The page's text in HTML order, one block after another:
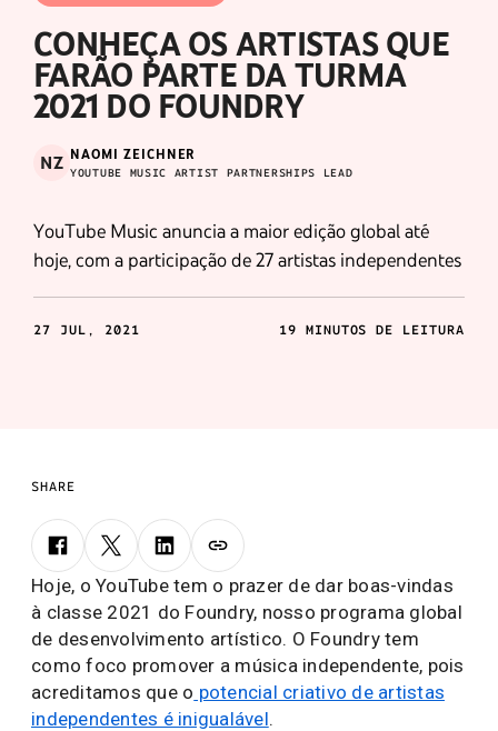
CONHEÇA OS ARTISTAS QUE
FARÃO PARTE DA TURMA
2021 DO FOUNDRY
NZ NAOMI ZEICHNER
YOUTUBE MUSIC ARTIST PARTNERSHIPS LEAD
YouTube Music anuncia a maior edição global até
hoje, com a participação de 27 artistas independentes
27 JUL, 2021 19 MINUTOS DE LEITURA
SHARE
Hoje, o YouTube tem o prazer de dar boas-vindas
à classe 2021 do Foundry, nosso programa global
de desenvolvimento artístico. O Foundry tem
como foco promover a música independente, pois
acreditamos que o potencial criativo de artistas
independentes é inigualável.